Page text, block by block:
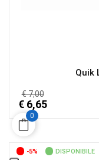
Quik
€ 7,00
€ 6,65
-5% DISPONIBILE
0